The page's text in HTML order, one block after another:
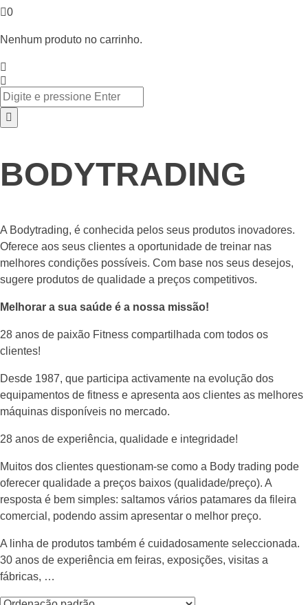
0
Nenhum produto no carrinho.
BODYTRADING
A Bodytrading, é conhecida pelos seus produtos inovadores.
Oferece aos seus clientes a oportunidade de treinar nas
melhores condições possíveis. Com base nos seus desejos,
sugere produtos de qualidade a preços competitivos.
Melhorar a sua saúde é a nossa missão!
28 anos de paixão Fitness compartilhada com todos os
clientes!
Desde 1987, que participa activamente na evolução dos
equipamentos de fitness e apresenta aos clientes as melhores
máquinas disponíveis no mercado.
28 anos de experiência, qualidade e integridade!
Muitos dos clientes questionam-se como a Body trading pode
oferecer qualidade a preços baixos (qualidade/preço). A
resposta é bem simples: saltamos vários patamares da fileira
comercial, podendo assim apresentar o melhor preço.
A linha de produtos também é cuidadosamente seleccionada.
30 anos de experiência em feiras, exposições, visitas a
fábricas, …